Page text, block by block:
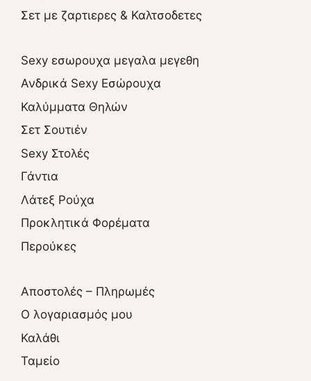
Σετ με ζαρτιερες & Καλτσοδετες
Sexy εσωρουχα μεγαλα μεγεθη
Ανδρικά Sexy Εσώρουχα
Καλύμματα Θηλών
Σετ Σουτιέν
Sexy Στολές
Γάντια
Λάτεξ Ρούχα
Προκλητικά Φορέματα
Περούκες
Αποστολές – Πληρωμές
O λογαριασμός μου
Καλάθι
Ταμείο